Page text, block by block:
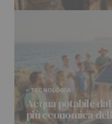
TECNOLOGIA
Acqua potabile
più economica